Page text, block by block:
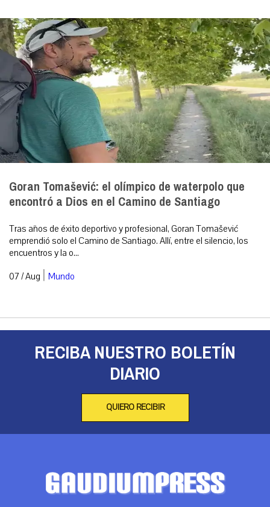
Goran Tomašević: el olímpico de waterpolo que
encontró a Dios en el Camino de Santiago
Tras años de éxito deportivo y profesional, Goran Tomašević
emprendió solo el Camino de Santiago. Allí, entre el silencio, los
encuentros y la o...
07 / Aug | Mundo
RECIBA NUESTRO BOLETÍN
DIARIO
QUIERO RECIBIR